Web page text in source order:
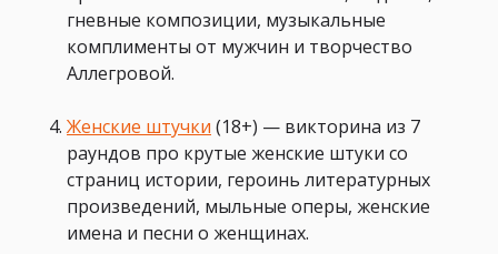
гневные композиции, музыкальные
комплименты от мужчин и творчество
Аллегровой.
Женские штучки (18+) — викторина из 7
раундов про крутые женские штуки со
страниц истории, героинь литературных
произведений, мыльные оперы, женские
имена и песни о женщинах.